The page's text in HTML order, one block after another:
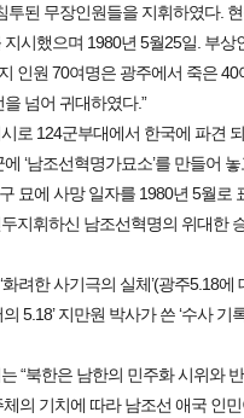
된 무장인원들을 지휘하였다.
시했으며 1980년 5월25일. 부
인원 70여명은 광주에서 죽은
넘어 귀대하였다.”
로 124군부대에서 한국에 파견
‘남조선혁명가묘소’를 만들어
묘에 사망 일자를 1980년 5월로
지휘하신 남조선혁명의 위대한
려한 사기극의 실체’(광주5.18
5.18’ 지만원 박사가 쓴 ‘수사 기
“북한은 남한의 민주화 시위와
의 기치에 따라 남조선 애국 인